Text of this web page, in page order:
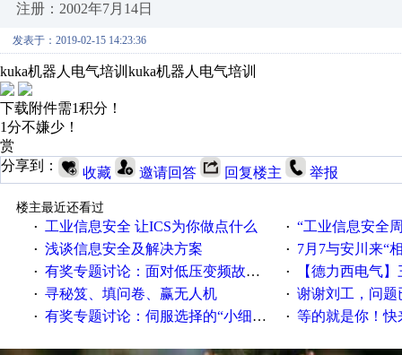
注册：2002年7月14日
发表于：2019-02-15 14:23:36
kuka机器人电气培训 kuka机器人电气培训
下载附件需1积分！
1分不嫌少！
赏
分享到：
收藏 邀请回答 回复楼主 举报
楼主最近还看过
·
工业信息安全 让ICS为你做点什么 · “工业信息安全周之我见”
· 浅谈信息安全及解决方案 · 7月7与安川来“
· 有奖专题讨论：面对低压变频故障，老手是这样解决的！ · 【德力西电气】三
· 寻秘笈、填问卷、赢无人机 · 谢谢刘工，问题
· 有奖专题讨论：伺服选择的“小细节大学问”奖励公告 · 等的就是你！快来